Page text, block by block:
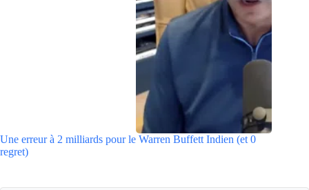
Une erreur à 2 milliards pour le Warren Buffett Indien (et 0
regret)